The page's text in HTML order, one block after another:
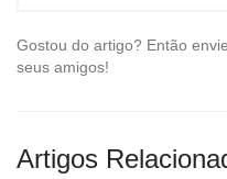
Gostou do artigo? Então
seus amigos!
Artigos